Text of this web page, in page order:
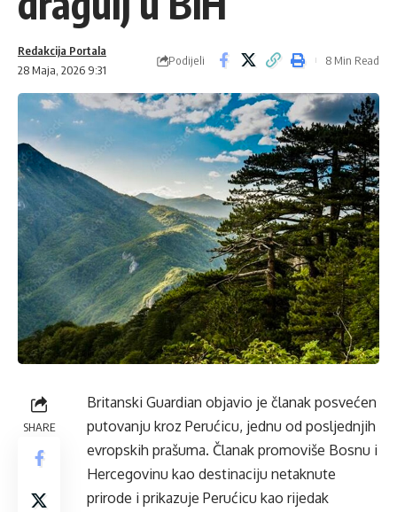
28 Maja, 2026 9:31
Redakcija Portala
Podijeli 8 Min Read
SHARE
Britanski Guardian objavio je članak posvećen
putovanju kroz Perućicu, jednu od posljednjih
evropskih prašuma. Članak promoviše Bosnu i
Hercegovinu kao destinaciju netaknute
prirode i prikazuje Perućicu kao rijedak